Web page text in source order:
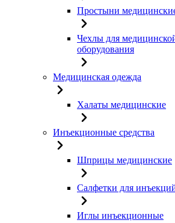
Простыни
Чехлы для
оборудования
Медицинская одежда
Халаты медицинские
Инъекционные средства
Шприцы медицинские
Салфетки для
Иглы инъекционные